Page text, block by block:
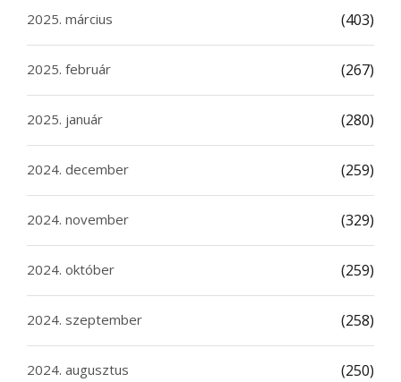
2025. március (403)
2025. február (267)
2025. január (280)
2024. december (259)
2024. november (329)
2024. október (259)
2024. szeptember (258)
2024. augusztus (250)